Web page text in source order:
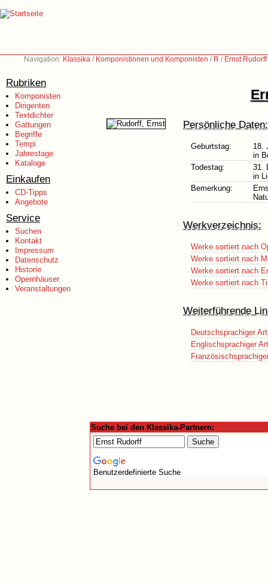
Navigation: Klassika / Komponistinnen und Komponisten / R / Ernst
Rubriken
Komponisten
Dirigenten
Textdichter
Gattungen
Begriffe
Tempi
Jahrestage
Kataloge
Einkaufen
CD-Tipps
Angebote
Service
Suchen
Kontakt
Impressum
Datenschutz
Historie
Opernhäuser
Veranstaltungen
Persönliche Daten:
Geburtstag:
18.
in
Todestag:
31.
in
Bemerkung:
Werkverzeichnis:
Werke sortiert nach
Werke sortiert nach
Werke sortiert nach
Werke sortiert nach
Weiterführende
Deutschsprachiger
Englischsprachiger
Suche bei den Klassika-Partnern:
Benutzerdefinierte Suche